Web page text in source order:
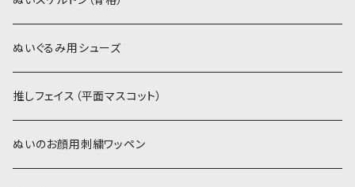
カーリーベルボア
パウダーボア（4mm）
ウィッグボア（8cm）
白系
ミニワッペン
リボン
ぬいぐるみ用シューズ
推しフェイス（平面マスコット）
ぬいのお顔用刺繍ワッペン